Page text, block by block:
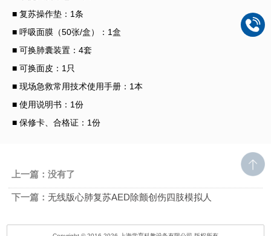
■ 复苏操作垫：1条
■ 呼吸面膜（50张/盒）：1盒
■ 可换肺囊装置：4套
■ 可换面皮：1只
■ 现场急救常用技术使用手册：1本
■ 使用说明书：1份
■ 保修卡、合格证：1份
上一篇：没有了
下一篇： 无线版心肺复苏AED除颤创伤四肢模拟人